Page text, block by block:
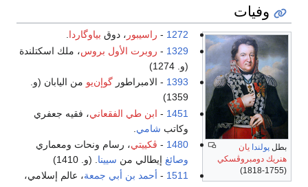
وفيات
بطل پولندا يان
هنريك دومبروڤسكي
(1755-1818)
1272
- راسيبور ، دوق بياوگاردا.
1329
- روبرت الأول بروس، ملك اسكتلندة
(و. 1274)
1393 - الامبراطور گوإن‌يو من اليابان (و.
1359)
1451
- ابن طي الفقعاني، فقيه جعفري
وكاتب شامي
1480
- ڤكييتي، رسام ونحات ومعماري
وصائغ إيطالي من سيينا . (و. 1410)
1511
- أحمد بن أبي جمعة، عالم إسلامي،